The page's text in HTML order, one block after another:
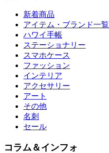
新着商品
アイテム・ブランド一覧
ハワイ手帳
ステーショナリー
スマホケース
ファッション
インテリア
アクセサリー
アート
その他
名刺
セール
コラム＆インフォ